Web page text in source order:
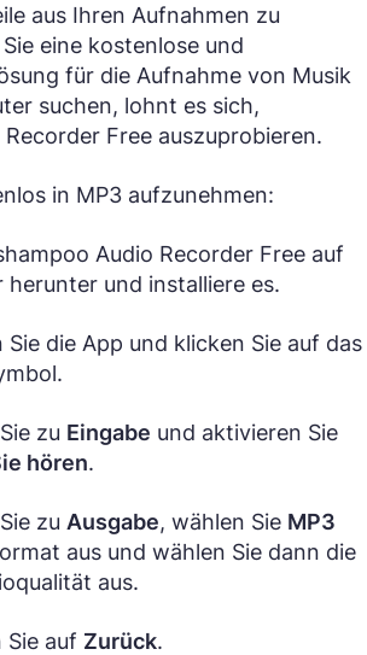
aus Ihren Aufnahmen zu
eine kostenlose und
für die Aufnahme von Musik
suchen, lohnt es sich,
Free auszuprobieren.
in MP3 aufzunehmen:
Audio Recorder Free auf
herunter und installiere es.
Sie die App und klicken Sie auf das
zu Eingabe und aktivieren Sie
hören.
zu Ausgabe, wählen Sie MP3
aus und wählen Sie dann die
aus.
Sie auf Zurück.